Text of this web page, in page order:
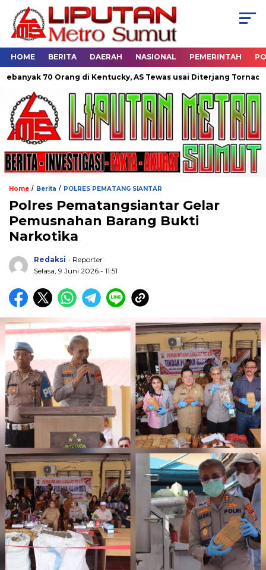
HOME BERITA DAERAH NASIONAL PEMERINTAH
70 Orang di Kentucky, AS Tewas usai Diterjang Tornado
Home / Berita / POLRES PEMATANG SIANTAR
Polres Pematangsiantar Gelar
Pemusnahan Barang Bukti
Narkotika
Redaksi - Reporter
Selasa, 9 Juni 2026 - 11:51